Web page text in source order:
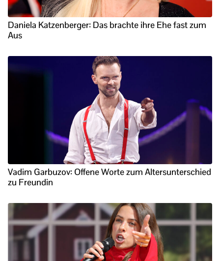
Daniela Katzenberger: Das brachte ihre Ehe fast zum
Aus
Vadim Garbuzov: Offene Worte zum Altersunterschied
zu Freundin